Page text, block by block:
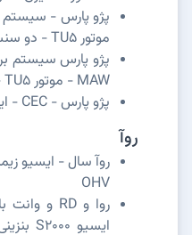
موتور TU5 - دو سنسور اکسیژن
پژو پارس سیستم
MAW - موتور EURO5 - TU5
پژو پارس - CEC - ایسیو SSAT - موتور TU5
روآ
روآ سال - ایسیو
OHV